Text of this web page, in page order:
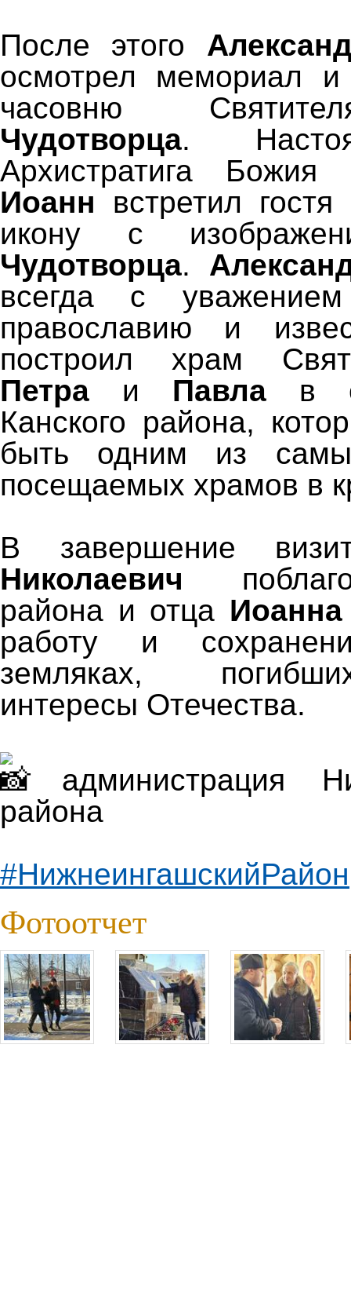
После этого
осмотрел мемориал и
часовню
Чудотворца.
Архистратига
Иоанн встретил
икону с
Чудотворца.
всегда с
православию и
построил храм
Петра и Павла в
Канского района,
быть одним из
посещаемых храмов в
В завершение
Николаевич
района и отца Иоанна
работу и
земляках,
интересы Отечества.
администрация
района
#НижнеингашскийРайон
Фотоотчет